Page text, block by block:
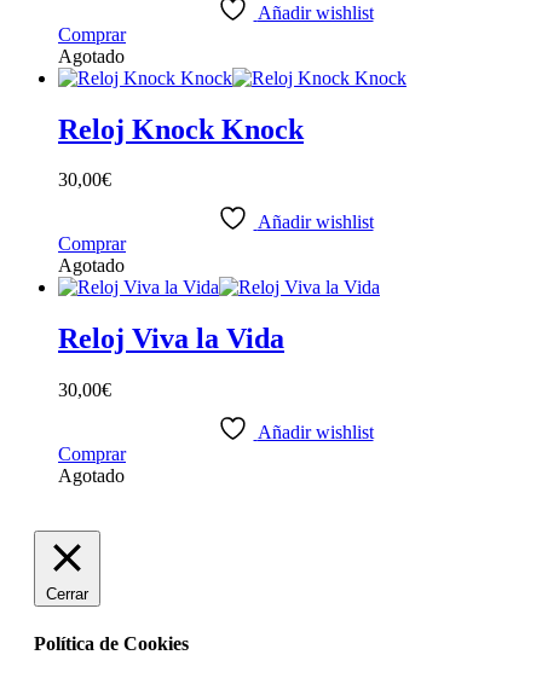
Añadir wishlist
Comprar
Agotado
Reloj Knock Knock
30,00€
Añadir wishlist
Comprar
Agotado
Reloj Viva la Vida
30,00€
Añadir wishlist
Comprar
Agotado
Cerrar
Política de Cookies